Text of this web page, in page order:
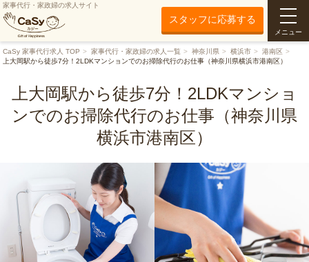
家事代行・家政婦の求人サイト
スタッフに応募する
メニュー
CaSy 家事代行求人 TOP 家事代行・家政婦の求人一覧 神奈川県 横浜市
港南区
上大岡駅から徒歩7分！2LDKマンションでのお掃除代行のお仕事（神奈川県横浜市港南区）
上大岡駅から徒歩7分！2LDKマンショ
ンでのお掃除代行のお仕事（神奈川県
横浜市港南区）